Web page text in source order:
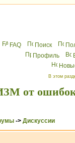
FAQ Поиск
Профиль
В этом
от
-> Дискуссии